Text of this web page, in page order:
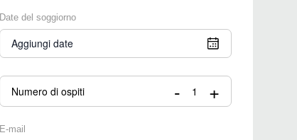
Date del soggiorno
Aggiungi date
Numero di ospiti - +
E-mail